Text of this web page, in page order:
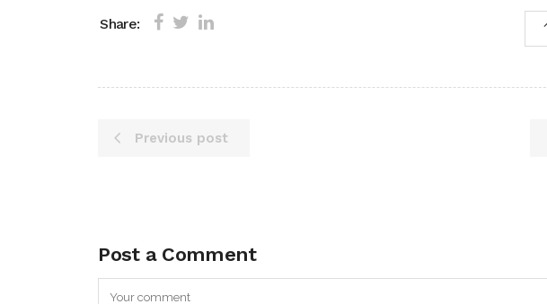
Share:
Previous post
Post a Comment